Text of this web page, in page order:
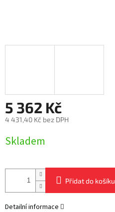
5 362 Kč
4 431,40 Kč bez DPH
cena:
Skladem
Přidat do košíku
Detailní informace